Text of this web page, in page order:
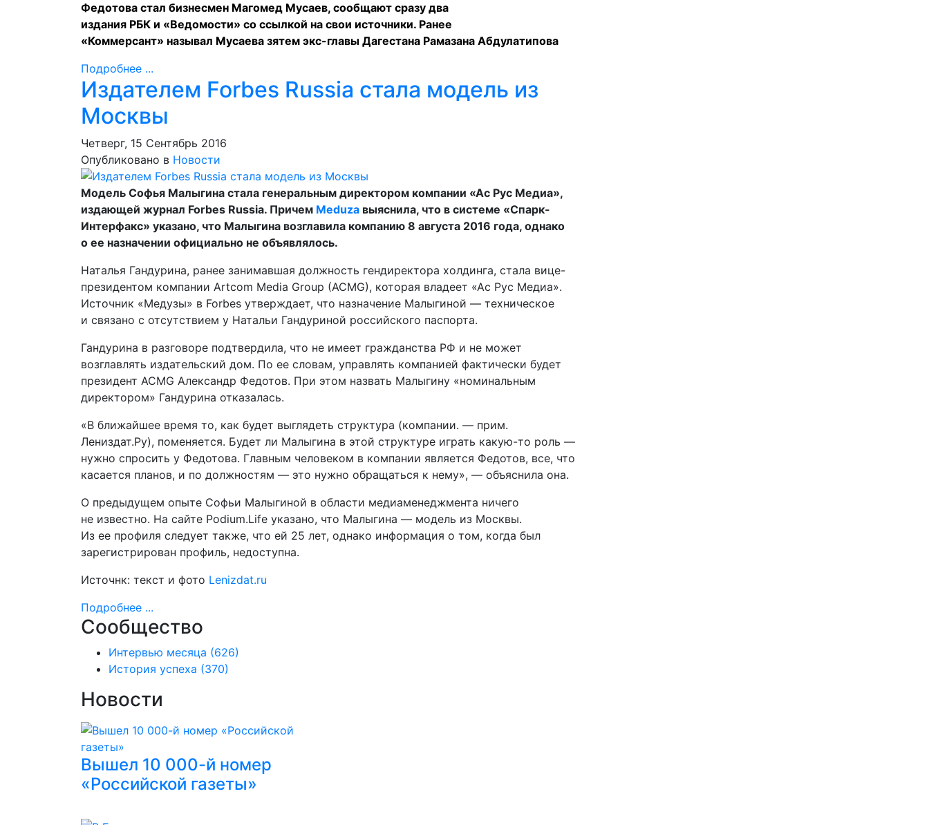
Федотова стал бизнесмен Магомед Мусаев, сообщают сразу два
издания РБК и «Ведомости» со ссылкой на свои источники. Ранее
«Коммерсант» называл Мусаева зятем экс-главы Дагестана Рамазана Абдулатипова
Подробнее ...
Издателем Forbes Russia стала модель из
Москвы
Четверг, 15 Сентябрь 2016
Опубликовано в Новости
Модель Софья Малыгина стала генеральным директором компании «Ас Рус Медиа»,
издающей журнал Forbes Russia. Причем Meduza выяснила, что в системе «Спарк-
Интерфакс» указано, что Малыгина возглавила компанию 8 августа 2016 года, однако
о ее назначении официально не объявлялось.
Наталья Гандурина, ранее занимавшая должность гендиректора холдинга, стала вице-
президентом компании Artсom Media Group (ACMG), которая владеет «Ас Рус Медиа».
Источник «Медузы» в Forbes утверждает, что назначение Малыгиной — техническое
и связано с отсутствием у Натальи Гандуриной российского паспорта.
Гандурина в разговоре подтвердила, что не имеет гражданства РФ и не может
возглавлять издательский дом. По ее словам, управлять компанией фактически будет
президент ACMG Александр Федотов. При этом назвать Малыгину «номинальным
директором» Гандурина отказалась.
«В ближайшее время то, как будет выглядеть структура (компании. — прим.
Лениздат.Ру), поменяется. Будет ли Малыгина в этой структуре играть какую-то роль —
нужно спросить у Федотова. Главным человеком в компании является Федотов, все, что
касается планов, и по должностям — это нужно обращаться к нему», — объяснила она.
О предыдущем опыте Софьи Малыгиной в области медиаменеджмента ничего
не известно. На сайте Podium.Life указано, что Малыгина — модель из Москвы.
Из ее профиля следует также, что ей 25 лет, однако информация о том, когда был
зарегистрирован профиль, недоступна.
Источнк: текст и фото Lenizdat.ru
Подробнее ...
Сообщество
Интервью месяца (626)
История успеха (370)
Новости
Вышел 10 000-й номер
«Российской газеты»